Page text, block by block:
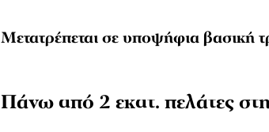
Μετατρέπεται σε υποψήφια βασική
Πάνω από 2 εκατ. πελάτες